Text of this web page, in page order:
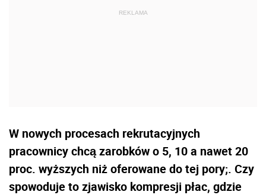
W nowych procesach rekrutacyjnych
pracownicy chcą zarobków o 5, 10 a nawet 20
proc. wyższych niż oferowane do tej pory;. Czy
spowoduje to zjawisko kompresji płac, gdzie